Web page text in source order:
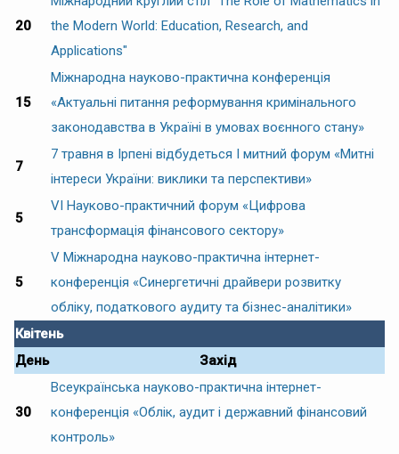
20
the Modern World: Education, Research, and
Applications"
15
Міжнародна науково-практична конференція
«Актуальні питання реформування кримінального
законодавства в Україні в умовах воєнного стану»
7
7 травня в Ірпені відбудеться І митний форум «Митні
інтереси України: виклики та перспективи»
5
VI Науково-практичний форум «Цифрова
трансформація фінансового сектору»
5
V Міжнародна науково-практична інтернет-
конференція «Синергетичні драйвери розвитку
обліку, податкового аудиту та бізнес-аналітики»
Квітень
День
Захід
30
Всеукраїнська науково-практична інтернет-
конференція «Облік, аудит і державний фінансовий
контроль»